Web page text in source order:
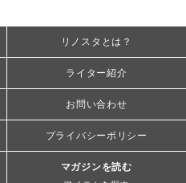
リノスタとは？
ライター紹介
お問い合わせ
プライバシーポリシー
マガジンを読む